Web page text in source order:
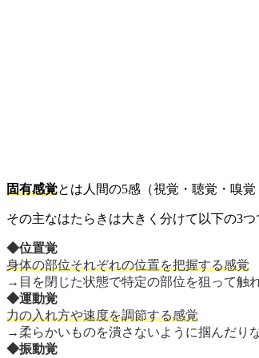
固有感覚とは人間の5感（視覚・聴覚・嗅
その主なはたらきは大きく分けて以下の3つ
◆位置覚
身体の部位それぞれの位置を把握する感覚
→目を閉じた状態で特定の部位を狙って触
◆運動覚
力の入れ方や速度を調節する感覚
→柔らかいものを潰さないように掴んだり
◆振動覚